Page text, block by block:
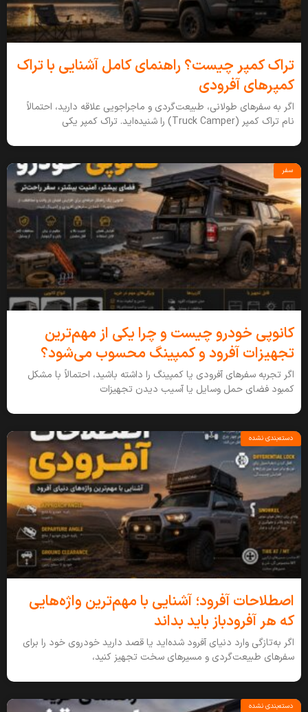
تراک کمپر چیست؟ راهنمای کامل آشنایی با تراک
کمپرهای آفرودی
اگر به سفرهای طولانی، طبیعت‌گردی و ماجراجویی علاقه دارید، احتمالاً
نام تراک کمپر (Truck Camper) را شنیده‌اید. تراک کمپر یکی
سفر
کانوپی خودرو چیست و چرا یکی از مهم‌ترین
تجهیزات آفرود و کمپینگ محسوب می‌شود؟
اگر تجربه سفرهای آفرودی یا کمپینگ را داشته باشید، احتمالاً با مشکل
کمبود فضای حمل وسایل یا آسیب دیدن تجهیزات
دسته‌بندی نشده
اصطلاحات آفرود؛ آشنایی با مهم‌ترین واژه‌هایی
که هر آفرودباز باید بداند
اگر به‌تازگی وارد دنیای آفرود شده‌اید یا قصد دارید خودروی خود را برای
سفرهای طبیعت‌گردی و مسیرهای سخت تجهیز کنید،
دسته‌بندی نشده